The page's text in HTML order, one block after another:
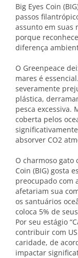
Big Eyes Coin
passos
assunto em suas
porque
diferença
O Greenpeace
mares é
severamente
plástica,
pesca excessiva.
coberta pelos
absorver CO2
O charmoso gato
Coin (BIG) gosta
preocupado com
afetariam sua
os santuários
coloca 5% de
Por seu estágio
contribuir com
caridade, de
impactar